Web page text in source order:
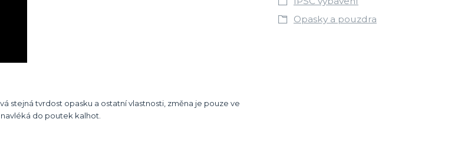
stejná tvrdost opasku a ostatní vlastnosti, změna je pouze ve
do poutek kalhot.
Opasky a pouzdra